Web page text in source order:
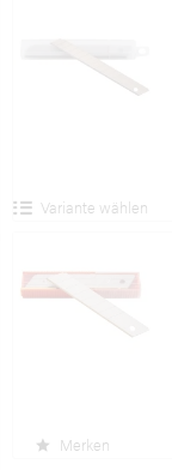
Variante wählen
Merken